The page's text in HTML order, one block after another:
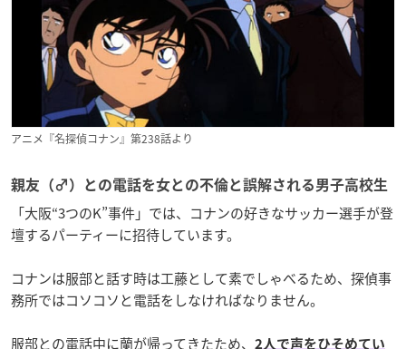
アニメ『名探偵コナン』第238話より
親友（♂）との電話を女との不倫と誤解される男子高校生
「大阪“3つのK”事件」では、コナンの好きなサッカー選手が登
壇するパーティーに招待しています。
コナンは服部と話す時は工藤として素でしゃべるため、探偵事
務所ではコソコソと電話をしなければなりません。
服部との電話中に蘭が帰ってきたため、
2人で声をひそめてい